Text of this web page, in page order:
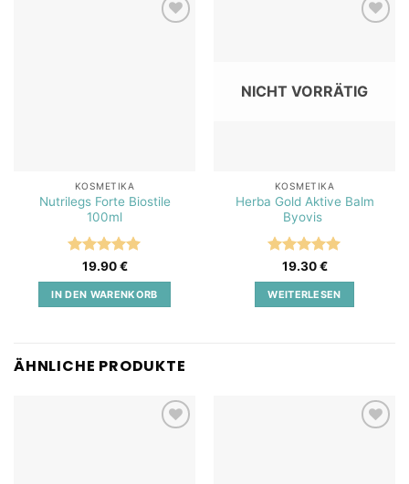
KOSMETIKA
Nutrilegs Forte Biostile
100ml
Bewertet
mit5von
5
19.90€
IN DEN WARENKORB
NICHT VORRÄTIG
KOSMETIKA
Herba Gold Aktive Balm
Byovis
Bewertet
mit5von
5
19.30€
WEITERLESEN
ÄHNLICHE PRODUKTE